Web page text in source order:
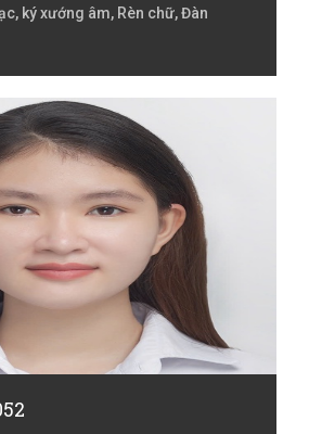
ký xướng âm, Rèn chữ, Đàn